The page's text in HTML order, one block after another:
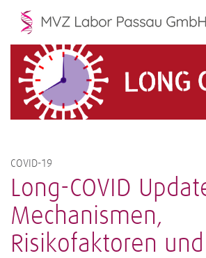
COVID-19
Long-COVID
Mechanismen,
Risikofaktoren und